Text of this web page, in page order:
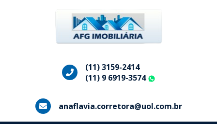
(11) 3159-2414
(11) 9 6919-3574
anaflavia.corretora@uol.com.br